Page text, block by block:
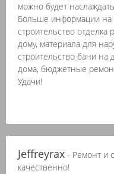
можно будет
Больше информации на
строительство
дому, материала для
строительство бани на
дома, бюджетные
Удачи!
Jeffreyrax - Ремонт и
качественно!